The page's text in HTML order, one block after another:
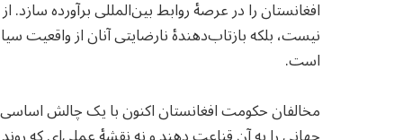
افغانستان را در عرصهٔ روابط بین‌المللی برآورده
نیست، بلکه بازتاب‌دهندهٔ نارضایتی آنان از واقعیت
است.
مخالفان حکومت افغانستان اکنون با یک چالش اساسی